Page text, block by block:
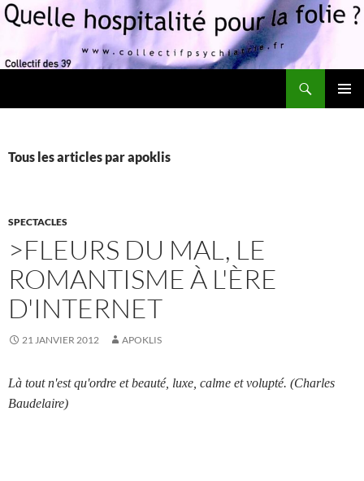
Tous les articles par apoklis
SPECTACLES
>FLEURS DU MAL, LE
ROMANTISME À L'ÈRE
D'INTERNET
21 JANVIER 2012 APOKLIS
Là tout n'est qu'ordre et beauté, luxe, calme et volupté. (Charles
Baudelaire)